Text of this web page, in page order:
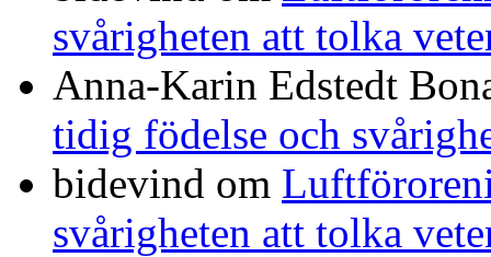
svårigheten att tolka
Anna-Karin Edstedt
tidig födelse och
bidevind om
svårigheten att tolka